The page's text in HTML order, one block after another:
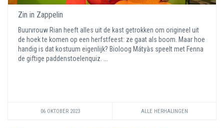
Zin in Zappelin
Buurvrouw Rian heeft alles uit de kast getrokken om origineel uit
de hoek te komen op een herfstfeest: ze gaat als boom. Maar hoe
handig is dat kostuum eigenlijk? Bioloog Mátyàs speelt met Fenna
de giftige paddenstoelenquiz. ...
06 OKTOBER 2023 ALLE HERHALINGEN